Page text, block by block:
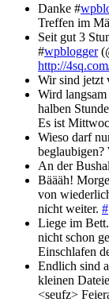
Danke #
Treffen im
Seit gut 3
#wpblogger
http://
Wir sind jetzt
Wird
halben
Es ist
Wieso darf
An der
Bäääh!
von
nicht weiter. #
Liege im
nicht schon
Einschlafen
Endlich sind
kleinen
<seufz>